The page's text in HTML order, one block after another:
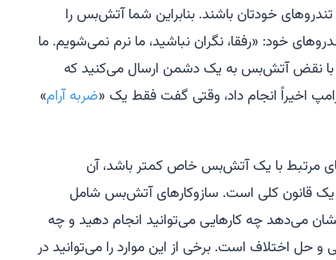
خودتان باشند. بنابراین شما آتش‌بس را
خود: «رفقا، نگران نباشید، ما نرم نمی‌شویم. ما
با نقض آتش‌بس به یک دشمن ارسال می‌کنید که
اخیراً انجام داد، وقتی گفت فقط یک «ضربه آرام»
مرتبط با یک آتش‌بس خاص کمتر باشد، آن
قانون کلی است. سازوکارهای آتش‌بس شامل
می‌دهد چه کارهایی می‌توانید انجام دهید و چه
و حل اختلاف است. برخی از این موارد را می‌توانید در